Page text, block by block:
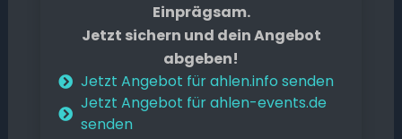
Einprägsam.
Jetzt sichern und dein Angebot
abgeben!
Jetzt Angebot für ahlen.info senden
Jetzt Angebot für ahlen-events.de
senden